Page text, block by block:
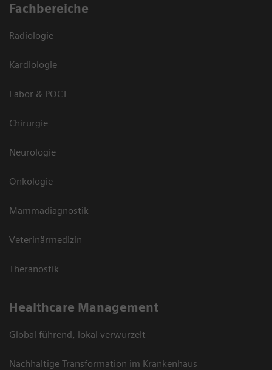
Fachbereiche
Radiologie
Kardiologie
Labor & POCT
Chirurgie
Neurologie
Onkologie
Mammadiagnostik
Veterinärmedizin
Theranostik
Healthcare Management
Global führend, lokal verwurzelt
Nachhaltige Transformation im Krankenhaus